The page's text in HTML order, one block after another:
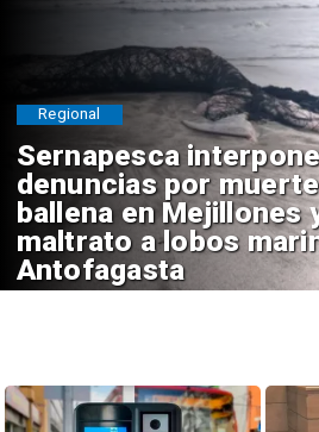
Sernapesca
denuncias por
ballena en Mejillones
maltrato a lobos
Antofagasta
Regional